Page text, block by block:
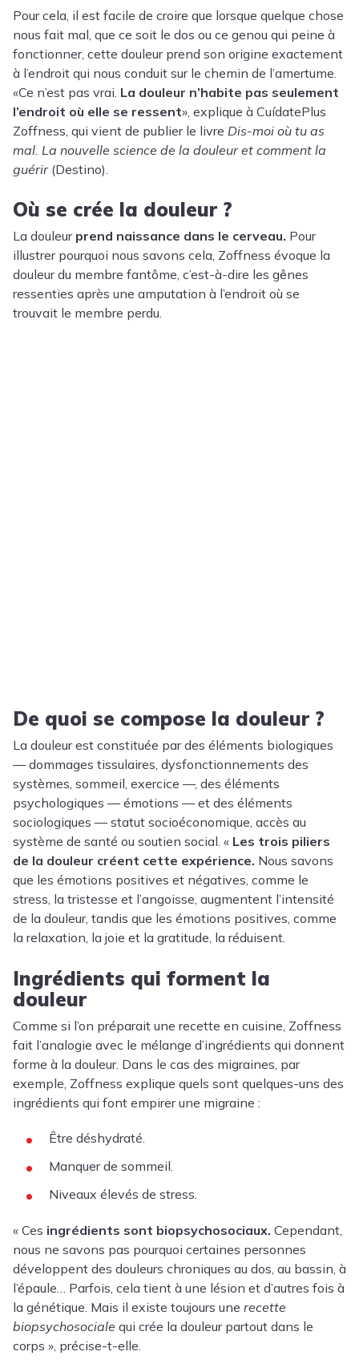
Pour cela, il est facile de croire que lorsque quelque chose
nous fait mal, que ce soit le dos ou ce genou qui peine à
fonctionner, cette douleur prend son origine exactement
à l’endroit qui nous conduit sur le chemin de l’amertume.
«Ce n’est pas vrai. La douleur n’habite pas seulement
l’endroit où elle se ressent», explique à CuídatePlus
Zoffness, qui vient de publier le livre Dis-moi où tu as
mal. La nouvelle science de la douleur et comment la
guérir(Destino).
Où se crée la douleur ?
La douleur prend naissance dans le cerveau. Pour
illustrer pourquoi nous savons cela, Zoffness évoque la
douleur du membre fantôme, c’est-à-dire les gênes
ressenties après une amputation à l’endroit où se
trouvait le membre perdu.
De quoi se compose la douleur ?
La douleur est constituée par des éléments biologiques
— dommages tissulaires, dysfonctionnements des
systèmes, sommeil, exercice —, des éléments
psychologiques — émotions — et des éléments
sociologiques — statut socioéconomique, accès au
système de santé ou soutien social. « Les trois piliers
de la douleur créent cette expérience. Nous savons
que les émotions positives et négatives, comme le
stress, la tristesse et l’angoisse, augmentent l’intensité
de la douleur, tandis que les émotions positives, comme
la relaxation, la joie et la gratitude, la réduisent.
Ingrédients qui forment la
douleur
Comme si l’on préparait une recette en cuisine, Zoffness
fait l’analogie avec le mélange d’ingrédients qui donnent
forme à la douleur. Dans le cas des migraines, par
exemple, Zoffness explique quels sont quelques-uns des
ingrédients qui font empirer une migraine :
Être déshydraté.
Manquer de sommeil.
Niveaux élevés de stress.
« Ces ingrédients sont biopsychosociaux. Cependant,
nous ne savons pas pourquoi certaines personnes
développent des douleurs chroniques au dos, au bassin, à
l’épaule… Parfois, cela tient à une lésion et d’autres fois à
la génétique. Mais il existe toujours une recette
biopsychosociale qui crée la douleur partout dans le
corps », précise-t-elle.